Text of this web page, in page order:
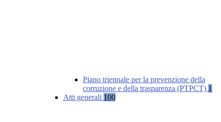
Piano triennale per la prevenzione della
corruzione e della trasparenza (PTPCT) 1
Atti generali 100